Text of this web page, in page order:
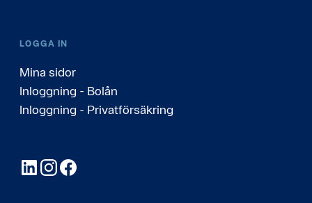
LOGGA IN
Mina sidor
Inloggning - Bolån
Inloggning - Privatförsäkring
LinkedInInstagram